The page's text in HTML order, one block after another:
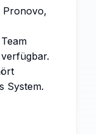
Pronovo,
System.